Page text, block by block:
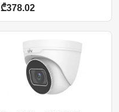
₾378.02